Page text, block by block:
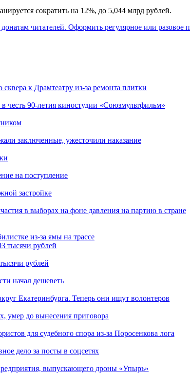
сократить на 12%, до 5,044 млрд рублей.
читателей. Оформить регулярное или
к Драмтеатру из-за ремонта плитки
честь 90-летия киностудии «Союзмультфильм»
заключенные, ужесточили наказание
на поступление
застройке
в выборах на фоне давления на партию в стране
из-за ямы на трассе
рублей
начал дешеветь
Екатеринбурга. Теперь они ищут волонтеров
умер до вынесения приговора
для судебного спора из-за Поросенкова лога
дело за посты в соцсетях
выпускающего дроны «Упырь»